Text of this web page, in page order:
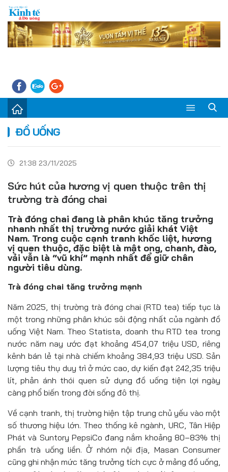
Sự kiện
Kinh tế - Tiêu dùng
Đời sống
Thị trường
Đồ uống
Pháp luật
ĐỒ UỐNG
21:38 23/11/2025
Sức hút của hương vị quen thuộc trên thị
trường trà đóng chai
Trà đóng chai đang là phân khúc tăng trưởng
nhanh nhất thị trường nước giải khát Việt
Nam. Trong cuộc cạnh tranh khốc liệt, hương
vị quen thuộc, đặc biệt là mật ong, chanh, đào,
vải vẫn là “vũ khí” mạnh nhất để giữ chân
người tiêu dùng.
Trà đóng chai tăng trưởng mạnh
Năm 2025, thị trường trà đóng chai (RTD tea) tiếp tục là
một trong những phân khúc sôi động nhất của ngành đồ
uống Việt Nam. Theo Statista, doanh thu RTD tea trong
nước năm nay ước đạt khoảng 454,07 triệu USD, riêng
kênh bán lẻ tại nhà chiếm khoảng 384,93 triệu USD. Sản
lượng tiêu thụ duy trì ở mức cao, dự kiến đạt 242,35 triệu
lít, phản ánh thói quen sử dụng đồ uống tiện lợi ngày
càng phổ biến trong đời sống đô thị.
Về cạnh tranh, thị trường hiện tập trung chủ yếu vào một
số thương hiệu lớn. Theo thống kê ngành, URC, Tân Hiệp
Phát và Suntory PepsiCo đang nắm khoảng 80–83% thị
phần trà uống liền. Ở nhóm nội địa, Masan Consumer
cũng ghi nhận mức tăng trưởng tích cực ở mảng đồ uống,